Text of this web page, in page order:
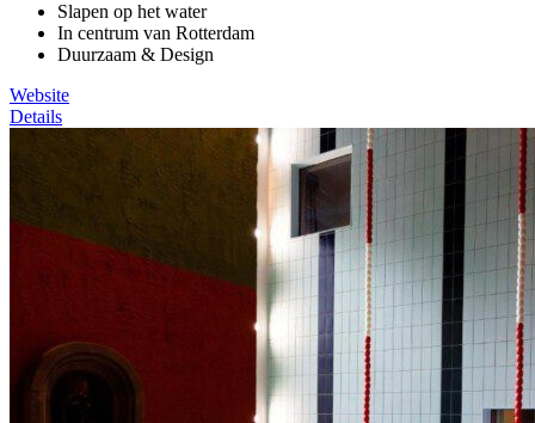
Slapen op het water
In centrum van Rotterdam
Duurzaam & Design
Website
Details